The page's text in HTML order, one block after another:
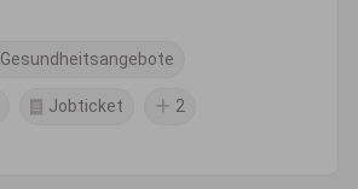
Gesundheitsangebote
Jobticket 2